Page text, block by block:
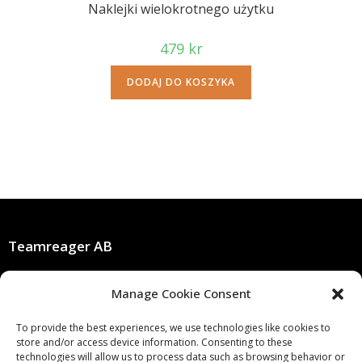
Manage Cookie Consent
To provide the best experiences, we use technologies like cookies to
store and/or access device information. Consenting to these
technologies will allow us to process data such as browsing behavior or
Naklejki wielokrotnego użytku
479 kr
DODAJ DO KOSZYKA
Teamreager AB
info@teamreager.se
Org. nr. 556818-1662